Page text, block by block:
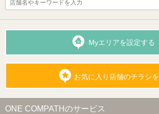
Myエリアを設定する
お気に入り店舗のチラシ
ONE COMPATHのサービス